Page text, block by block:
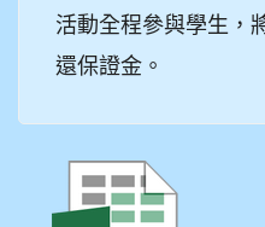
911張 婷
912彭子宸
活動全程參與學生，
還保證金。